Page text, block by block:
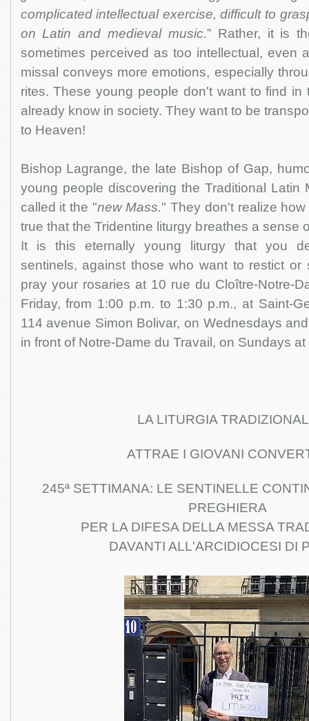
complicated intellectual exercise, difficult to
on Latin and medieval music.” Rather, it is
sometimes perceived as too intellectual, even
missal conveys more emotions, especially
rites. These young people don't want to find in
already know in society. They want to be
to Heaven!
Bishop Lagrange, the late Bishop of Gap,
young people discovering the Traditional Latin
called it the "new Mass." They don't realize
true that the Tridentine liturgy breathes a sense
It is this eternally young liturgy that you
sentinels, against those who want to restict or
pray your rosaries at 10 rue du Cloître-Notre-
Friday, from 1:00 p.m. to 1:30 p.m., at Saint-
114 avenue Simon Bolivar, on Wednesdays
in front of Notre-Dame du Travail, on Sundays at
LA LITURGIA
ATTRAE I GIOVANI
245ª SETTIMANA: LE SENTINELLE
PREGHIERA
PER LA DIFESA DELLA MESSA
DAVANTI ALL'ARCIDIOCESI DI